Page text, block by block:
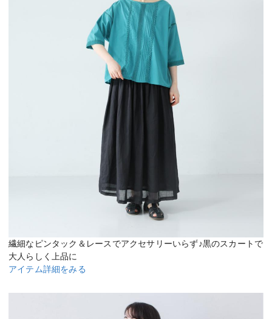
繊細なピンタック＆レースでアクセサリーいらず♪黒のスカートで
大人らしく上品に
アイテム詳細をみる